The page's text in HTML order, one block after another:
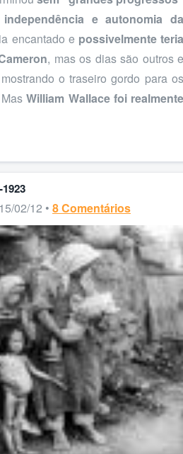
independência e autonomia
encantado e possivelmente
, mas os dias são outros e
o traseiro gordo para os
MasWilliam Wallace foi realmente
02/12 • 8 Comentários